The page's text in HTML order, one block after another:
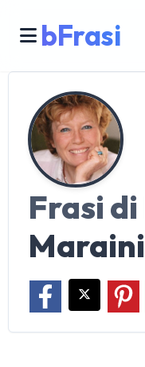
bFrasi
Frasi di
Maraini